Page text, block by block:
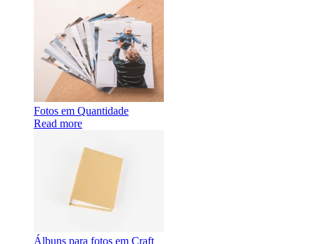
Fotos em Quantidade
Read more
Álbuns para fotos em Craft